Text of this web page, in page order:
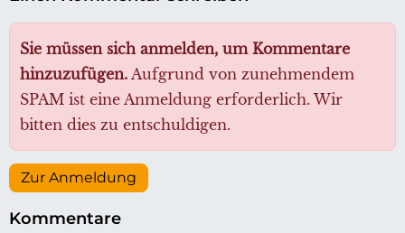
Sie müssen sich anmelden, um Kommentare
hinzuzufügen. Aufgrund von zunehmendem
SPAM ist eine Anmeldung erforderlich. Wir
bitten dies zu entschuldigen.
Zur Anmeldung
Kommentare